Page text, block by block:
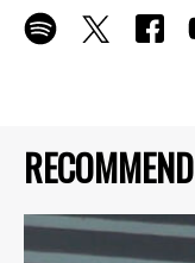
RECOMMEND